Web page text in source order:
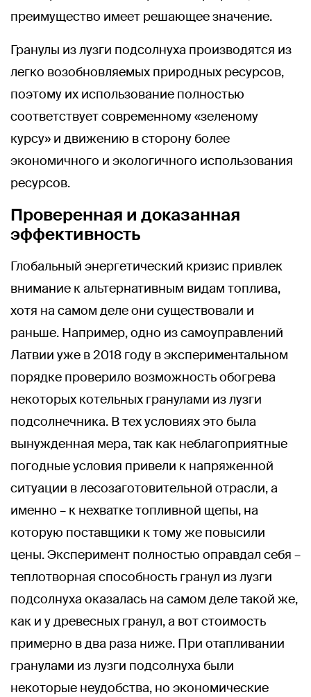
преимущество имеет решающее значение.
Гранулы из лузги подсолнуха производятся из
легко возобновляемых природных ресурсов,
поэтому их использование полностью
соответствует современному «зеленому
курсу» и движению в сторону более
экономичного и экологичного использования
ресурсов.
Проверенная и доказанная
эффективность
Глобальный энергетический кризис привлек
внимание к альтернативным видам топлива,
хотя на самом деле они существовали и
раньше. Например, одно из самоуправлений
Латвии уже в 2018 году в экспериментальном
порядке проверило возможность обогрева
некоторых котельных гранулами из лузги
подсолнечника. В тех условиях это была
вынужденная мера, так как неблагоприятные
погодные условия привели к напряженной
ситуации в лесозаготовительной отрасли, а
именно – к нехватке топливной щепы, на
которую поставщики к тому же повысили
цены. Эксперимент полностью оправдал себя –
теплотворная способность гранул из лузги
подсолнуха оказалась на самом деле такой же,
как и у древесных гранул, а вот стоимость
примерно в два раза ниже. При отапливании
гранулами из лузги подсолнуха были
некоторые неудобства, но экономические